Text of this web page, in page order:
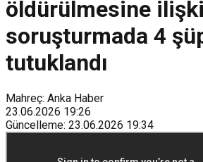
öldürülmesine
soruşturmada 4
tutuklandı
Mahreç: Anka Haber
23.06.2026 19:26
Güncelleme: 23.06.2026 19:34